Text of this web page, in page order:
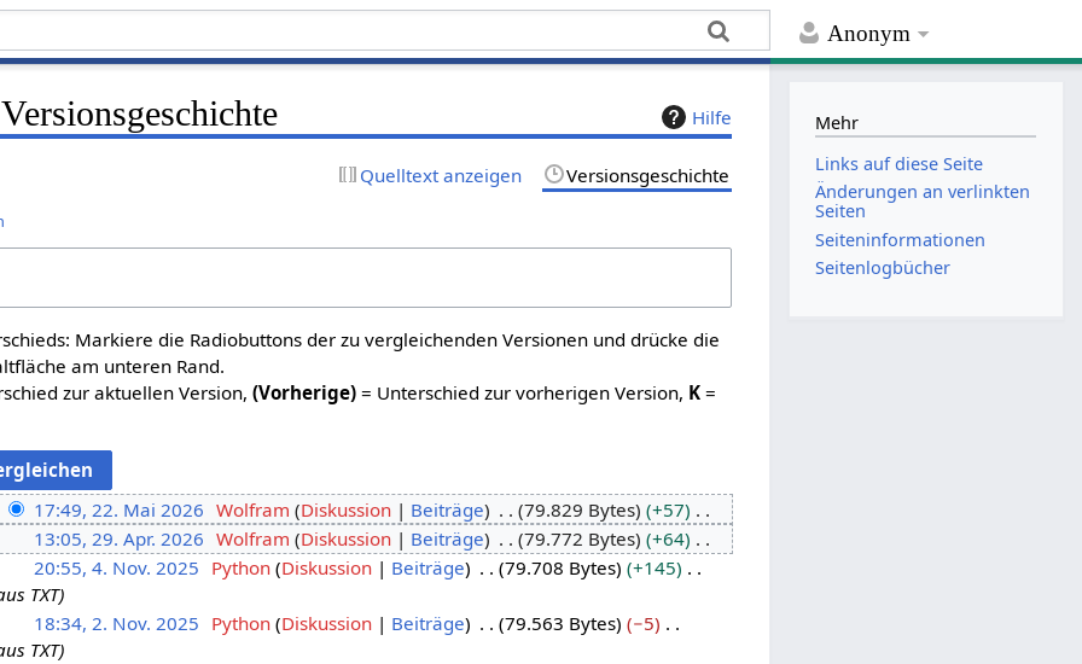
Anonym
Hilfe
Quelltext anzeigen Versionsgeschichte
Markiere die Radiobuttons der zu vergleichenden Versionen und drücke die
am unteren Rand.
zur aktuellen Version,(Vorherige) = Unterschied zur vorherigen Version, K =
17:49, 22. Mai 2026 Wolfram Diskussion Beiträge 79.829 Bytes
+57
13:05, 29. Apr. 2026 Wolfram Diskussion Beiträge 79.772 Bytes
+64
20:55, 4. Nov. 2025 Python Diskussion Beiträge 79.708 Bytes
+145
TXT
18:34, 2. Nov. 2025 Python Diskussion Beiträge 79.563 Bytes
−5
TXT
Mehr
Links auf diese Seite
Änderungen an verlinkten
Seiten
Seiten­­informationen
Seitenlogbücher